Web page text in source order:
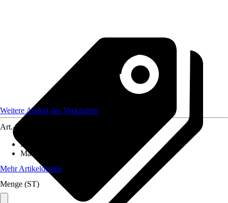
Weitere Artikel des Verkäufers
Art.-Nr.
Material
Maße (BxL)
Mehr Artikeldetails
Menge (ST)